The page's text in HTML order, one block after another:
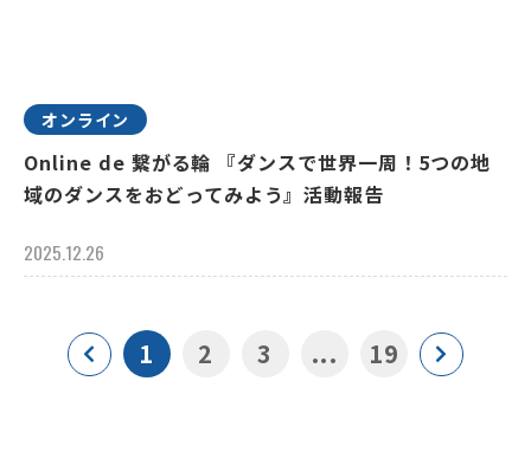
オンライン
Online de 繋がる輪 『ダンスで世界一周！5つの地
域のダンスをおどってみよう』活動報告
2025.12.26
1 2 3 ... 19